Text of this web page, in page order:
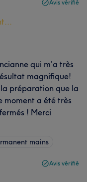
Avis vérifié
qui m'a très
magnifique!
préparation que la
moment a été très
! Merci
mains
Avis vérifié